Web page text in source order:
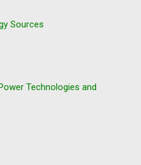
Sources
Technologies and